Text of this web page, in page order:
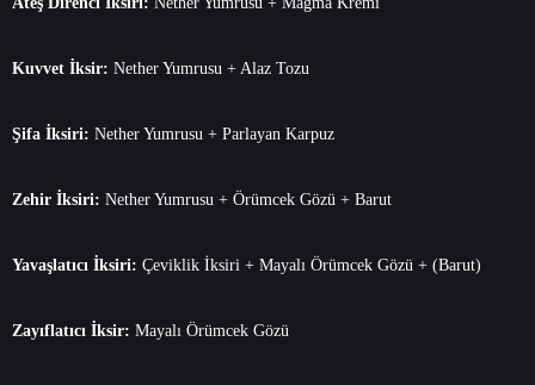
Kuvvet İksir: Nether Yumrusu + Alaz Tozu
Şifa İksiri: Nether Yumrusu + Parlayan Karpuz
Zehir İksiri: Nether Yumrusu + Örümcek Gözü + Barut
Yavaşlatıcı İksiri: Çeviklik İksiri + Mayalı Örümcek Gözü + (Barut)
Zayıflatıcı İksir: Mayalı Örümcek Gözü